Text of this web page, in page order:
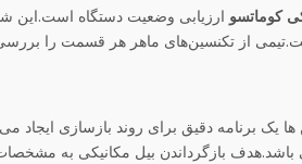
کوماتسو ارزیابی وضعیت دستگاه است.این
از تکنسین‌های ماهر هر قسمت را
ها یک برنامه دقیق برای روند بازسازی
باشد.هدف بازگرداندن بیل مکانیکی به